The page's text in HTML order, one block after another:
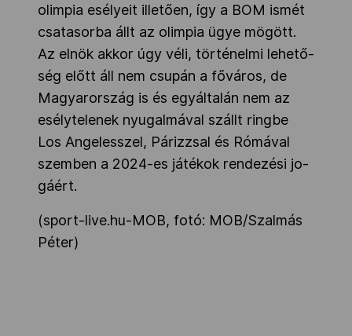
olim­pia esé­lye­it il­le­tő­en, így a BOM is­mét
csa­ta­sor­ba állt az olim­pia ügye mö­gött.
Az elnök akkor úgy vél­i, tör­té­nel­mi le­he­tő­
ség előtt áll nem csu­pán a fő­vá­ros, de
Magyarország is és egy­ál­ta­lán nem az
esély­te­le­nek nyu­gal­má­val szállt ring­be
Los Angelesszel, Párizzsal és Rómával
szem­ben a 2024-es já­té­kok ren­de­zé­si jo­
gá­ért.
(sport-live.hu-MOB, fotó: MOB/Szalmás
Péter)